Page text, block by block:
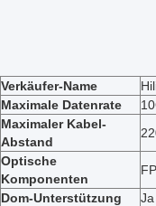
Verkäufer-Name
Maximale Datenrate
Maximaler Kabel-
Abstand
Optische
Komponenten
Dom-Unterstützung
Ja